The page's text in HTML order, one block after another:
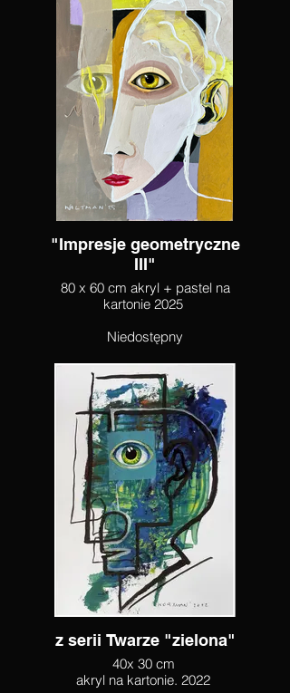
"Impresje geometryczne
III"
80 x 60 cm akryl + pastel na
kartonie 2025
Niedostępny
z serii Twarze "zielona"
40x 30 cm
akryl na kartonie. 2022